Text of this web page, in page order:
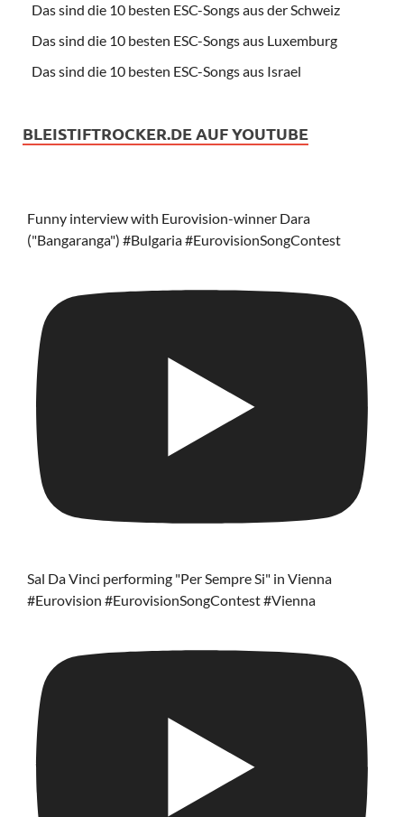
Das sind die 10 besten ESC-Songs aus der Schweiz
Das sind die 10 besten ESC-Songs aus Luxemburg
Das sind die 10 besten ESC-Songs aus Israel
BLEISTIFTROCKER.DE AUF YOUTUBE
Funny interview with Eurovision-winner Dara
("Bangaranga") #Bulgaria #EurovisionSongContest
Sal Da Vinci performing "Per Sempre Si" in Vienna
#Eurovision #EurovisionSongContest #Vienna